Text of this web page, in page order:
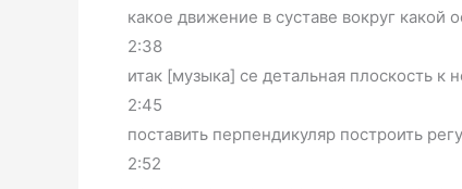
какое движение в суставе вокруг какой
2:38
итак [музыка] се детальная плоскость
2:45
поставить перпендикуляр построить
2:52